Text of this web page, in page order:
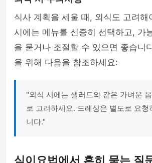
식사 계획을 세울 때, 외식도 고려해
시에는 메뉴를 신중히 선택하고, 가
을 묻거나 조절할 수 있으면 좋습니
을 위해 다음을 참조하세요:
"외식 시에는 샐러드와 같은 가벼운
로 고려하세요. 드레싱은 별도로 요청
니다."
식이요법에서 흔히 묻는 질